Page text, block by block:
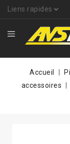
Liens rapides
Accueil
accessoires